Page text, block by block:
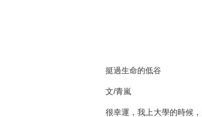
挺過生命的低谷
文/青嵐
很幸運，我上大學的時候